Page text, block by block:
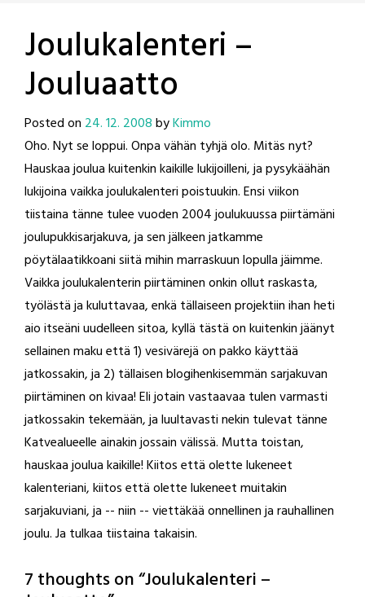
Joulukalenteri –
Jouluaatto
Posted on 24. 12. 2008byKimmo
Oho. Nyt se loppui. Onpa vähän tyhjä olo. Mitäs nyt?
Hauskaa joulua kuitenkin kaikille lukijoilleni, ja pysykäähän
lukijoina vaikka joulukalenteri poistuukin. Ensi viikon
tiistaina tänne tulee vuoden 2004 joulukuussa piirtämäni
joulupukkisarjakuva, ja sen jälkeen jatkamme
pöytälaatikkoani siitä mihin marraskuun lopulla jäimme.
Vaikka joulukalenterin piirtäminen onkin ollut raskasta,
työlästä ja kuluttavaa, enkä tällaiseen projektiin ihan heti
aio itseäni uudelleen sitoa, kyllä tästä on kuitenkin jäänyt
sellainen maku että 1) vesivärejä on pakko käyttää
jatkossakin, ja 2) tällaisen blogihenkisemmän sarjakuvan
piirtäminen on kivaa! Eli jotain vastaavaa tulen varmasti
jatkossakin tekemään, ja luultavasti nekin tulevat tänne
Katvealueelle ainakin jossain välissä. Mutta toistan,
hauskaa joulua kaikille! Kiitos että olette lukeneet
kalenteriani, kiitos että olette lukeneet muitakin
sarjakuviani, ja -- niin -- viettäkää onnellinen ja rauhallinen
joulu. Ja tulkaa tiistaina takaisin.
7 thoughts on “Joulukalenteri –